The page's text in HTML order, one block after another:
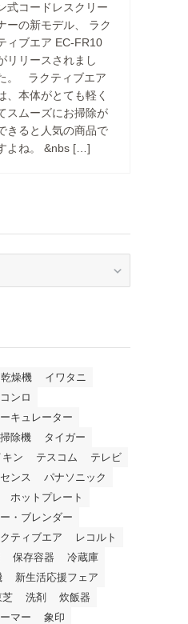
式コードレスクリー
ーの新モデル、 ラク
ィブエア EC-FR10
リリースされまし
。 ラクティブエア
、本体がとても軽く
スムーズにお掃除が
きると人気の商品で
よね。 &nbs […]
燥機
イワタニ
ンロ
キュレーター
除機
タイガー
キン テスコム
テレビ
ンス
パナソニック
ホットプレート
・ブレンダー
ティブエア
レコルト
保存容器
冷蔵庫
新生活応援フェア
芝 洗剤
炊飯器
マー
象印